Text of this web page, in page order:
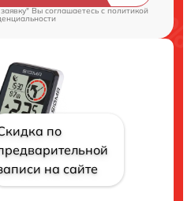
Вы соглашаетесь c политикой
по
на сайте